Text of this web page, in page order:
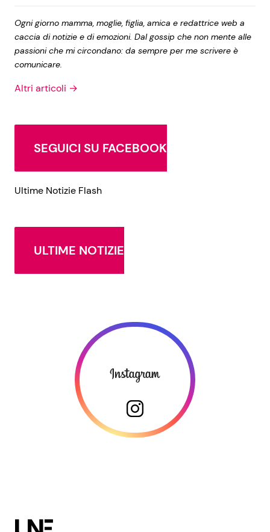
Ogni giorno mamma, moglie, figlia, amica e redattrice web a
caccia di notizie e di emozioni. Dal gossip che non mente alle
passioni che mi circondano: da sempre per me scrivere è
comunicare.
Altri articoli →
SEGUICI SU FACEBOOK
Ultime Notizie Flash
ULTIME NOTIZIE